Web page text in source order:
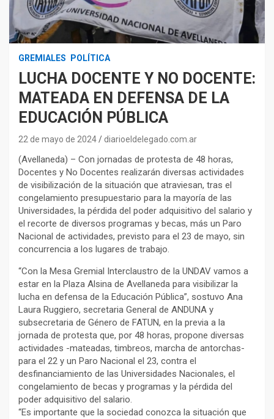
GREMIALES POLÍTICA
LUCHA DOCENTE Y NO DOCENTE:
MATEADA EN DEFENSA DE LA
EDUCACIÓN PÚBLICA
22 de mayo de 2024 diarioeldelegado.com.ar
(Avellaneda) – Con jornadas de protesta de 48 horas,
Docentes y No Docentes realizarán diversas actividades
de visibilización de la situación que atraviesan, tras el
congelamiento presupuestario para la mayoría de las
Universidades, la pérdida del poder adquisitivo del salario y
el recorte de diversos programas y becas, más un Paro
Nacional de actividades, previsto para el 23 de mayo, sin
concurrencia a los lugares de trabajo.
“Con la Mesa Gremial Interclaustro de la UNDAV vamos a
estar en la Plaza Alsina de Avellaneda para visibilizar la
lucha en defensa de la Educación Pública”, sostuvo Ana
Laura Ruggiero, secretaria General de ANDUNA y
subsecretaria de Género de FATUN, en la previa a la
jornada de protesta que, por 48 horas, propone diversas
actividades -mateadas, timbreos, marcha de antorchas-
para el 22 y un Paro Nacional el 23, contra el
desfinanciamiento de las Universidades Nacionales, el
congelamiento de becas y programas y la pérdida del
poder adquisitivo del salario.
“Es importante que la sociedad conozca la situación que